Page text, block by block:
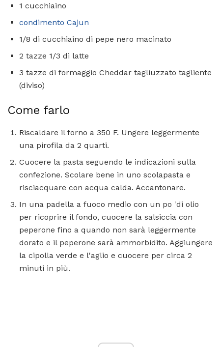
1 cucchiaino
condimento Cajun
1/8 di cucchiaino di pepe nero macinato
2 tazze 1/3 di latte
3 tazze di formaggio Cheddar tagliuzzato tagliente
(diviso)
Come farlo
Riscaldare il forno a 350 F. Ungere leggermente
una pirofila da 2 quarti.
Cuocere la pasta seguendo le indicazioni sulla
confezione. Scolare bene in uno scolapasta e
risciacquare con acqua calda. Accantonare.
In una padella a fuoco medio con un po 'di olio
per ricoprire il fondo, cuocere la salsiccia con
peperone fino a quando non sarà leggermente
dorato e il peperone sarà ammorbidito. Aggiungere
la cipolla verde e l'aglio e cuocere per circa 2
minuti in più.